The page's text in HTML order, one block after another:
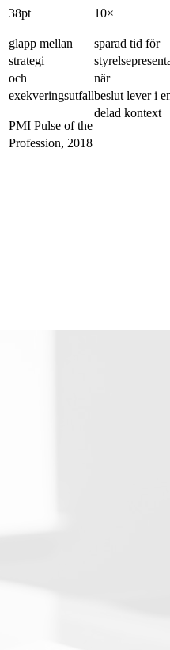
38pt
glapp mellan
strategi
och
exekveringsutfall
PMI Pulse of the
Profession, 2018
10×
sparad tid för
när
beslut lever i
delad kontext